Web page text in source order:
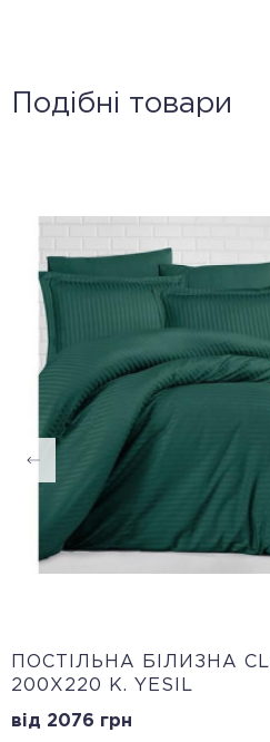
Подібні товари
ПОСТІЛЬНА БІЛИЗНА
200Х220 K. YESIL
від 2076 грн